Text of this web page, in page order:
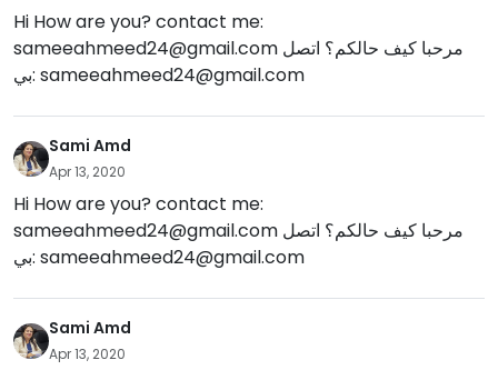
Hi How are you? contact me:
sameeahmeed24@gmail.com
بي: sameeahmeed24@gmail.com
Sami Amd
Apr 13, 2020
Hi How are you? contact me:
sameeahmeed24@gmail.com
بي: sameeahmeed24@gmail.com
Sami Amd
Apr 13, 2020